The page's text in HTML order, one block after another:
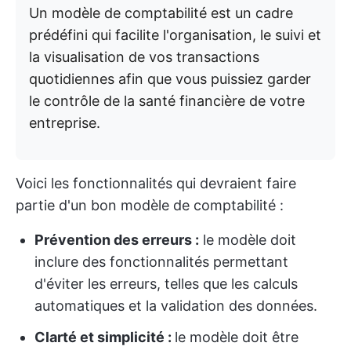
Un modèle de comptabilité est un cadre
prédéfini qui facilite l'organisation, le suivi et
la visualisation de vos transactions
quotidiennes afin que vous puissiez garder
le contrôle de la santé financière de votre
entreprise.
Voici les fonctionnalités qui devraient faire
partie d'un bon modèle de comptabilité :
Prévention des erreurs : le modèle doit
inclure des fonctionnalités permettant
d'éviter les erreurs, telles que les calculs
automatiques et la validation des données.
Clarté et simplicité : le modèle doit être